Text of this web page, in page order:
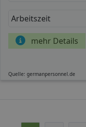
Arbeitszeit
mehr Details
Quelle: germanpersonnel.de